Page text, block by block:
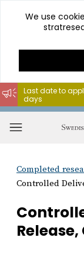
Go
content
We use
Last date to
days
Completed
Controlled
Release,